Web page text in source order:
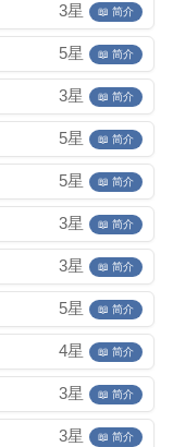
3星 📖 简介
5星 📖 简介
3星 📖 简介
5星 📖 简介
5星 📖 简介
3星 📖 简介
3星 📖 简介
5星 📖 简介
4星 📖 简介
3星 📖 简介
3星 📖 简介